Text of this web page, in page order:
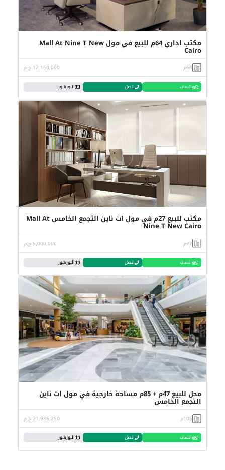
مكتب اداري 64م للبيع في مول Mall At Nine T New
Cairo
64م 12,160,000 ج.م
واتساب اتصل البورشور
مكتب للبيع 27م في مول ات ناين التجمع الخامس Mall At
Nine T New Cairo
27م 5,000,000 ج.م
واتساب اتصل البورشور
محل للبيع 47م + 85م مساحة خارجية في مول ات ناين
التجمع الخامس
105م 21,986,250 ج.م
واتساب اتصل البورشور